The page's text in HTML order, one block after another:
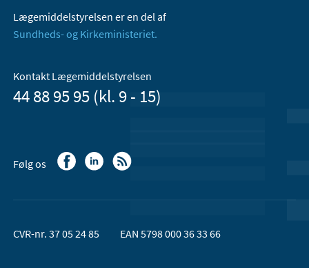
Lægemiddelstyrelsen er en del af
Sundheds- og Kirkeministeriet.
Kontakt Lægemiddelstyrelsen
44 88 95 95 (kl. 9 - 15)
Følg os
CVR-nr. 37 05 24 85 EAN 5798 000 36 33 66